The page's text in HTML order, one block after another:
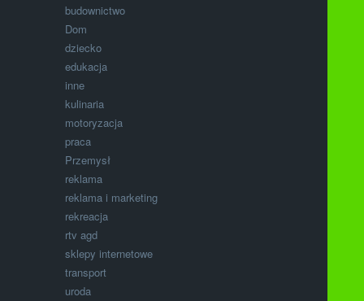
budownictwo
Dom
dziecko
edukacja
inne
kulinaria
motoryzacja
praca
Przemysł
reklama
reklama i marketing
rekreacja
rtv agd
sklepy internetowe
transport
uroda